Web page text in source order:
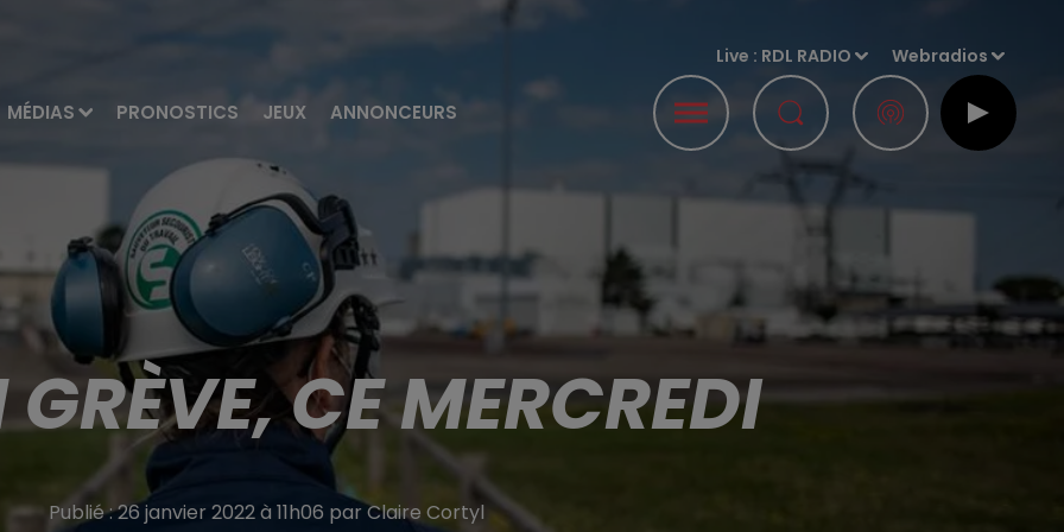
MÉDIAS PRONOSTICS JEUX ANNONCEURS
Live : RDL RADIO Webradios
GRÈVE, CE MERCREDI
Publié : 26 janvier 2022 à 11h06 par Claire Cortyl